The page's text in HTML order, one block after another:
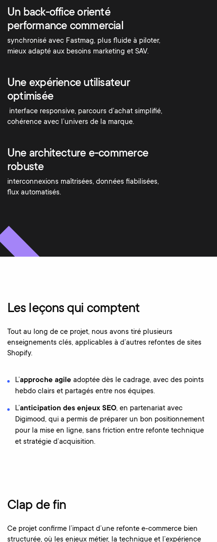
Un back-office orienté
performance commercial
synchronisé avec Fastmag, plus fluide à piloter,
mieux adapté aux besoins marketing et SAV.
Une expérience utilisateur
optimisée
interface responsive, parcours d’achat simplifié,
cohérence avec l’univers de la marque.
Une architecture e-commerce
robuste
interconnexions maîtrisées, données fiabilisées,
flux automatisés.
Les leçons qui comptent
Tout au long de ce projet, nous avons tiré plusieurs
enseignements clés, applicables à d’autres refontes de sites
Shopify.
L’approche agile adoptée dès le cadrage, avec des points
hebdo clairs et partagés entre nos équipes.
L’anticipation des enjeux SEO, en partenariat avec
Digimood, qui a permis de préparer un bon positionnement
pour la mise en ligne, sans friction entre refonte technique
et stratégie d’acquisition.
Clap de fin
Ce projet confirme l’impact d’une refonte e-commerce bien
structurée, où les enjeux métier, la technique et l’expérience